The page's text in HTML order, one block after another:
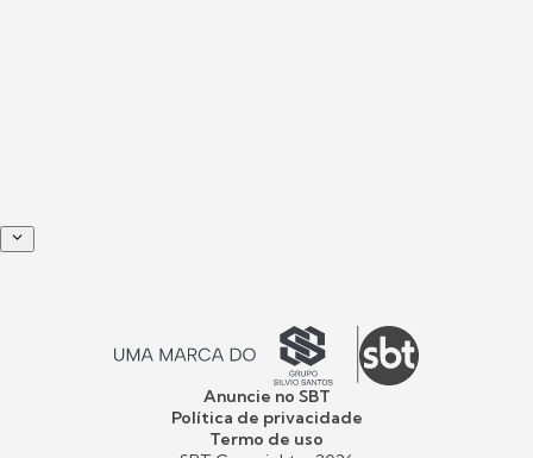
Anuncie no SBT
Política de privacidade
Termo de uso